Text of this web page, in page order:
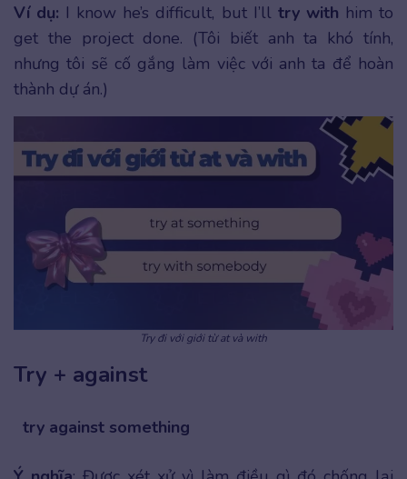
Ví dụ: I know he’s difficult, but I’ll try with him to
get the project done. (Tôi biết anh ta khó tính,
nhưng tôi sẽ cố gắng làm việc với anh ta để hoàn
thành dự án.)
Try đi với giới từ at và with
Try + against
try against something